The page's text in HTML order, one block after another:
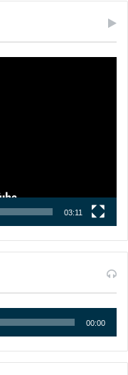
03:11
00:00